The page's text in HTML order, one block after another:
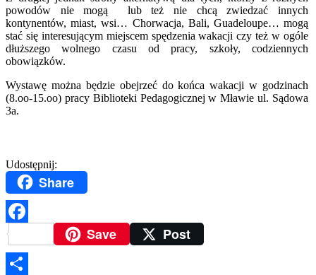
powodów nie mogą lub też nie chcą zwiedzać innych
kontynentów, miast, wsi… Chorwacja, Bali, Guadeloupe… mogą
stać się interesującym miejscem spędzenia wakacji czy też w ogóle
dłuższego wolnego czasu od pracy, szkoły, codziennych
obowiązków.
Wystawę można będzie obejrzeć do końca wakacji w godzinach
(8.oo-15.oo) pracy Biblioteki Pedagogicznej w Mławie ul. Sądowa
3a.
Udostępnij:
Share
FacebookSave Post